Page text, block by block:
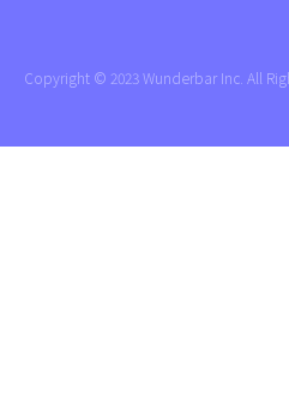
Copyright ©︎ 2023 Wunderbar Inc. All